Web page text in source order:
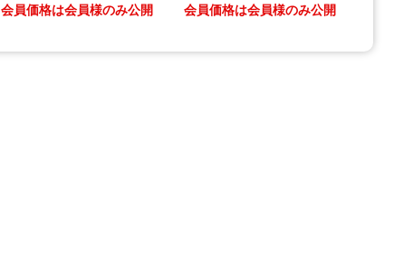
会員価格は会員様のみ公開 会員価格は会員様のみ公開